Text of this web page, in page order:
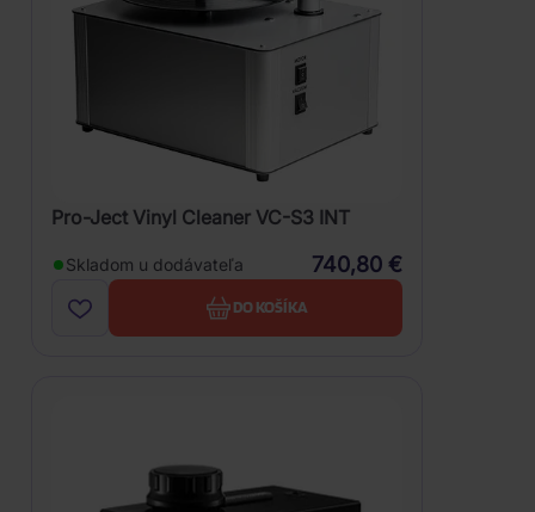
Pro-Ject Vinyl Cleaner VC-S3 INT
Skladom u dodávateľa 740,80 €
DO KOŠÍKA